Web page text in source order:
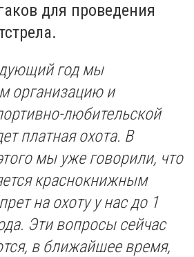
для проведения
год мы
организацию и
любительской
платная охота. В
мы уже говорили, что
краснокнижным
на охоту у нас до 1
Эти вопросы сейчас
в ближайшее время,